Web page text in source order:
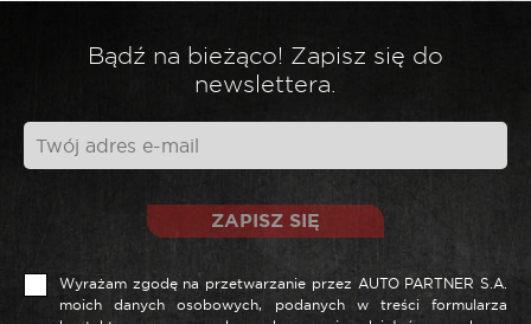
Twoja opinia*
Bądź na bieżąco! Zapisz się do
newslettera.
ZAPISZ SIĘ
Wyrażam zgodę na przetwarzanie przez AUTO PARTNER S.A.
moich danych osobowych, podanych w treści formularza